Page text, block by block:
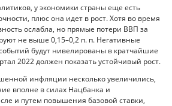
у экономики страны еще есть
плюс она идет в рост. Хотя во время
ослабла, но прямые потери ВВП за
не выше 0,15–0,2 п. п. Негативные
будут нивелированы в кратчайшие
2022 должен показать устойчивый рост.
инфляции несколько увеличились,
вполне в силах Нацбанка и
и путем повышения базовой ставки,